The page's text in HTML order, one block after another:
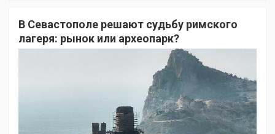
В Севастополе решают судьбу римского
лагеря: рынок или археопарк?